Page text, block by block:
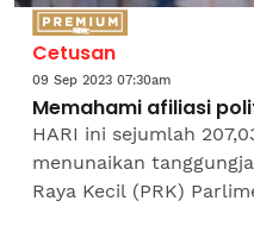
Cetusan
09 Sep 2023 07:30am
Memahami afiliasi
HARI ini sejumlah
menunaikan
Raya Kecil (PRK)